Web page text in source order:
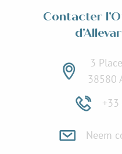
Contacter
3
38580
Neem